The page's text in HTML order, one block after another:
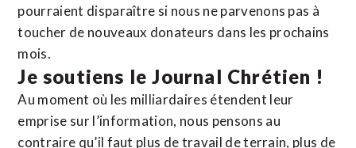
pourraient disparaître si nous ne parvenons pas à
toucher de nouveaux donateurs dans les prochains
mois.
Je soutiens le Journal Chrétien !
Au moment où les milliardaires étendent leur
emprise sur l’information, nous pensons au
contraire qu’il faut plus de travail de terrain, plus de